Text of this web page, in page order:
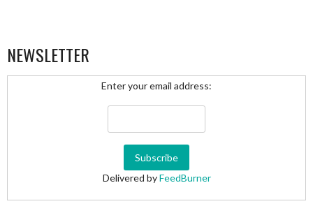
NEWSLETTER
Enter your email address:
Delivered byFeedBurner